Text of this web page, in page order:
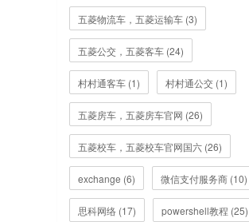
五菱物流车，五菱运输车 (3)
五菱公交，五菱客车 (24)
村村通客车 (1) 村村通公交 (1)
五菱房车，五菱房车官网 (26)
五菱校车，五菱校车官网国六 (26)
exchange (6) 微信支付服务商 (10)
思科网络 (17) powershell教程 (25)